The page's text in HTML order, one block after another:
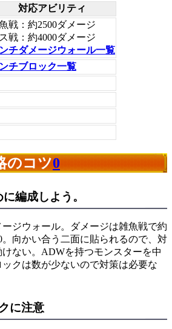
対応アビリティ
戦：約2500ダメージ
戦：約4000ダメージ
チダメージウォール一覧
チブロック一覧
のコツ0
編成しよう。
ジウォール。ダメージは雑魚戦で約
。向かい合う二面に貼られるので、対
ない。ADWを持つモンスターを中
クは数が少ないので対策は必要な
に注意